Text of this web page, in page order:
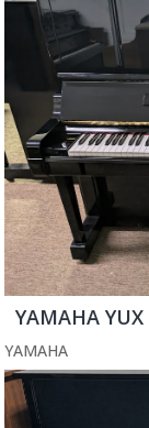
YAMAHA YUX
YAMAHA